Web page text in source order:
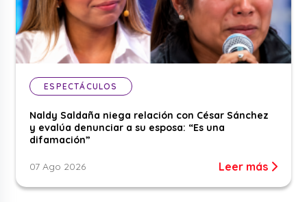
ESPECTÁCULOS
Naldy Saldaña niega relación con César Sánchez
y evalúa denunciar a su esposa: “Es una
difamación”
07 Ago 2026 Leer más